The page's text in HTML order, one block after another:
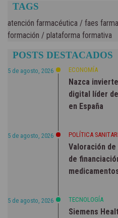
TAGS
atención farmacéutica / faes farma
formación / plataforma formativa
POSTS DESTACADOS
5 de agosto, 2026 ECONOMÍA
Nazca
digital líder
en España
5 de agosto, 2026 POLÍTICA
Valoración de
de
5 de agosto, 2026 TECNOLOGÍA
Siemens